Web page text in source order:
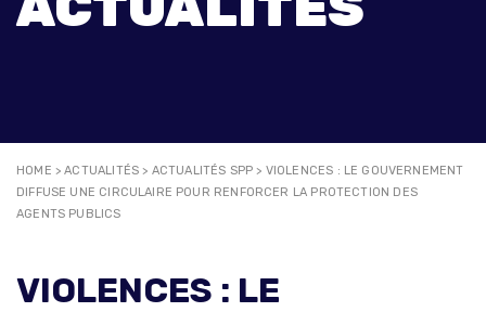
HOME >ACTUALITÉS > ACTUALITÉS SPP > VIOLENCES : LE GOUVERNEMENT
DIFFUSE UNE CIRCULAIRE POUR RENFORCER LA PROTECTION DES
AGENTS PUBLICS
VIOLENCES : LE